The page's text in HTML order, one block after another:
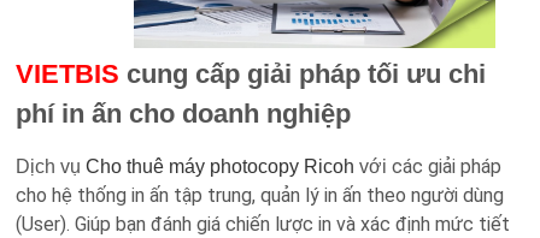
VIETBIS cung cấp giải pháp tối ưu chi
phí in ấn cho doanh nghiệp
Dịch vụ Cho thuê máy photocopy Ricoh với các giải pháp
cho hệ thống in ấn tập trung, quản lý in ấn theo người dùng
(User). Giúp bạn đánh giá chiến lược in và xác định mức tiết